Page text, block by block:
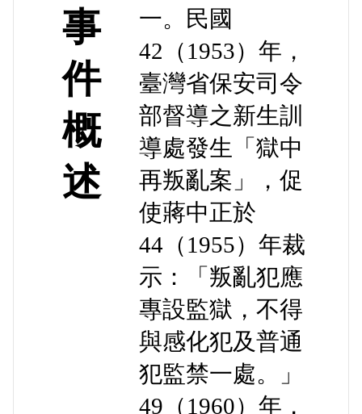
事
件
概
述
一。民國
42（1953）年，
臺灣省保安司令
部督導之新生訓
導處發生「獄中
再叛亂案」，促
使蔣中正於
44（1955）年裁
示：「叛亂犯應
專設監獄，不得
與感化犯及普通
犯監禁一處。」
49（1960）年，